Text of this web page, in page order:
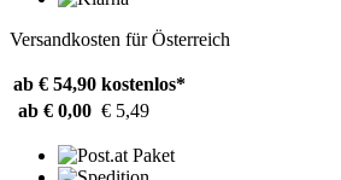
Versandkosten für Österreich
ab € 54,90 kostenlos*
ab € 0,00 € 5,49